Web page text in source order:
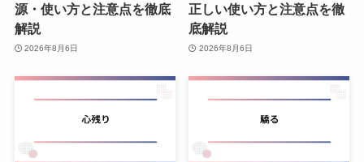
源・使い方と注意点を徹底
解説
2026年8月6日
正しい使い方と注意点を徹
底解説
2026年8月6日